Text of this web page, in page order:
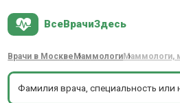
ВсеВрачиЗдесь
Врачи в Москве Маммологи Маммологи,